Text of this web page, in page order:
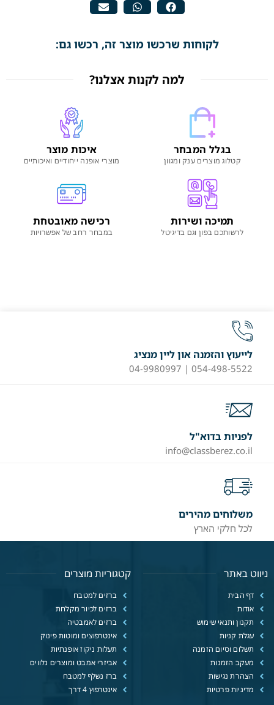
לקוחות שרכשו מוצר זה, רכשו גם:
למה לקנות אצלנו?
בגלל המבחר
קטלוג מוצרים ענק ומגוון
איכות מוצר
מוצרי אופנה ייחודיים ואיכותיים
תמיכה ושירות
לרשותכם בפון וגם בדיגיטל
רכישה מאובטחת
במבחר רחב של אפשרויות
לייעוץ והזמנה און ליין מנציג
054-498-5522 | 04-9980997
לפניות בדוא"ל
info@classberez.co.il
משלוחים מהירים
לכל חלקי הארץ
ניווט באתר
דף הבית
אודות
תקנון ותנאי שימוש
עגלת קניות
תשלום וסיום הזמנה
מעקב הזמנות
הצהרת נגישות
מדיניות פרטיות
קטגוריות מוצרים
ברזים למטבח
ברזים לכיור מקלחת
ברזים לאמבטיה
אינטרפוצים ומוטות פינוק
תעלות ניקוז אופנתיות
אביזרי אמבט ומוצרים נלווים
ברז נשלף למטבח
אינטרפוץ 4 דרך